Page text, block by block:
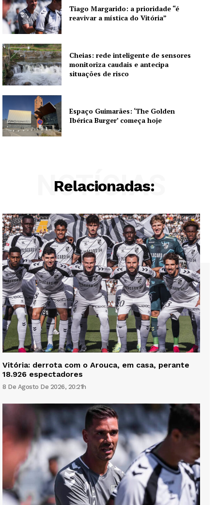
Tiago Margarido: a prioridade “é
reavivar a mística do Vitória”
Cheias: rede inteligente de sensores
monitoriza caudais e antecipa
situações de risco
Espaço Guimarães: ‘The Golden
Ibérica Burger’ começa hoje
Relacionadas:
NOTÍCIAS
Vitória: derrota com o Arouca, em casa, perante
18.926 espectadores
8 De Agosto De 2026, 20:21h